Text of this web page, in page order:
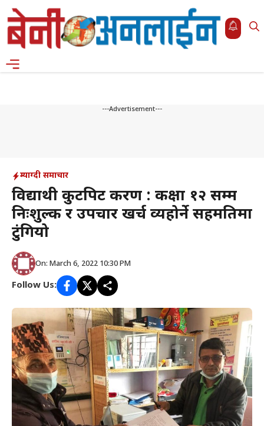
Skip
to
content
---Advertisement---
म्याग्दी समाचार
विद्याथी कुटपिट प्रकरण : कक्षा १२ सम्म
निःशुल्क र उपचार खर्च व्यहोर्ने सहमतिमा
टुंगियो
On: March 6, 2022 10:30 PM
Follow Us: